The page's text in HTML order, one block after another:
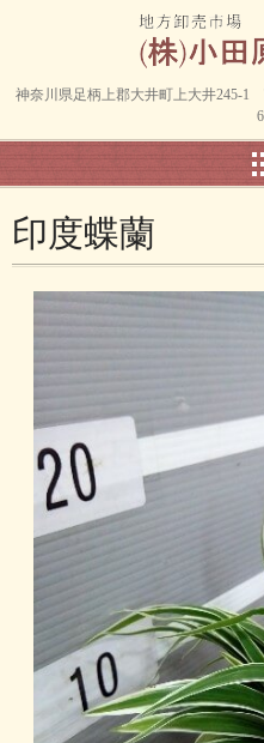
神奈川県足柄上郡大井町上大井245-1
印度蝶蘭